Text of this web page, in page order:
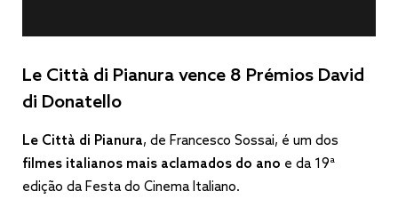
Le Città di Pianura vence 8 Prémios David
di Donatello
Le Città di Pianura, de Francesco Sossai, é um dos
filmes italianos mais aclamados do ano e da 19ª
edição da Festa do Cinema Italiano.